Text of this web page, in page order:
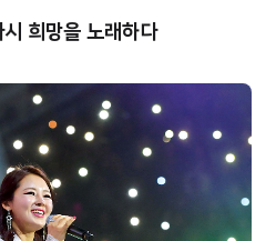
희망을 노래하다